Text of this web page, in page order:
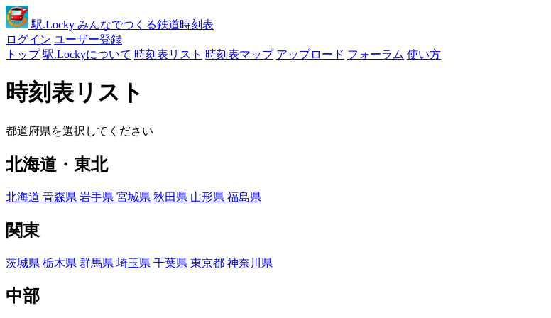
駅.Locky みんなでつくる鉄道時刻表
ログイン ユーザー登録
トップ 駅.Lockyについて 時刻表リスト 時刻表マップ アップロード フォーラム 使い方
時刻表リスト
都道府県を選択してください
北海道・東北
北海道 青森県 岩手県 宮城県 秋田県 山形県 福島県
関東
茨城県 栃木県 群馬県 埼玉県 千葉県 東京都 神奈川県
中部